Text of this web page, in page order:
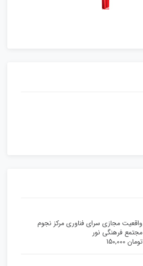
واقعیت مجازی سرای فناوری مرکز نجوم
مجتمع فرهنگی نور
تومان150,000